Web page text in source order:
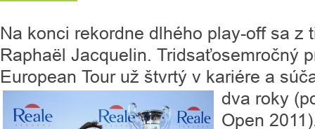
Na konci rekordne dlhého play-off sa z
Raphaël Jacquelin. Tridsaťosemročný
European Tour už štvrtý v kariére a
dva roky
Open